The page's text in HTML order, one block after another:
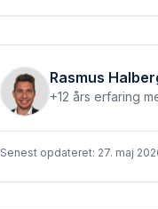
Rasmus
+12 års erfaring
Senest opdateret: 27. maj